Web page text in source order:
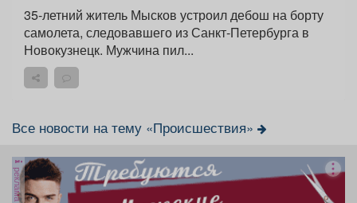
35-летний житель Мысков устроил дебош на борту
самолета, следовавшего из Санкт-Петербурга в
Новокузнецк. Мужчина пил...
Все новости на тему «Происшествия»
реклама